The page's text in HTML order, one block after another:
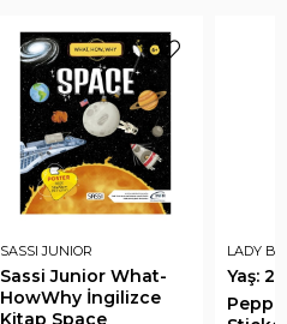
SASSI JUNIOR
Sassi Junior What-
HowWhy İngilizce
Kitap Space
LADY
Yaş: 2+